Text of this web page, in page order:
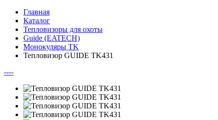
Главная
Каталог
Тепловизоры для охоты
Guide (EATECH)
Монокуляры TK
Тепловизор GUIDE TK431
----